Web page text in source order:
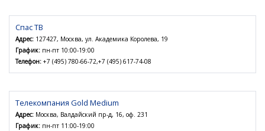
Спас ТВ
Адрес: 127427, Москва, ул. Академика Королева, 19
График: пн-пт 10:00-19:00
Телефон: +7 (495) 780-66-72,+7 (495) 617-74-08
Телекомпания Gold Medium
Адрес: Москва, Валдайский пр-д, 16, оф. 231
График: пн-пт 11:00-19:00